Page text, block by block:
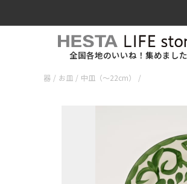
全国各地のいいね！集めました
器 / お皿 / 中皿（〜22cm） /